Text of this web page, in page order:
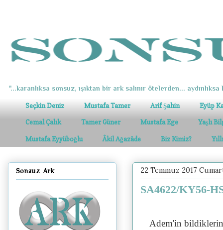
"...karanlıksa sonsuz, ışıktan bir ark salınır ötelerden... aydınlıksa
Seçkin Deniz Mustafa Tamer Arif Şahin Eyüp
Cemal Çalık Tamer Güner Mustafa Ege Yaşlı
Mustafa Eyyüboğlu Âkil Ağazâde Biz Kimiz?
22 Temmuz 2017
SA4622/KY56-
Adem'in
Sonsuz Ark